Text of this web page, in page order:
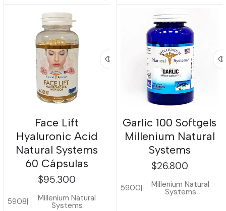
Face Lift
Hyaluronic Acid
Natural Systems
60 Cápsulas
$95.300
5908| Millenium Natural
Systems
Garlic 100 Softgels
Millenium Natural
Systems
$26.800
5900| Millenium Natural
Systems